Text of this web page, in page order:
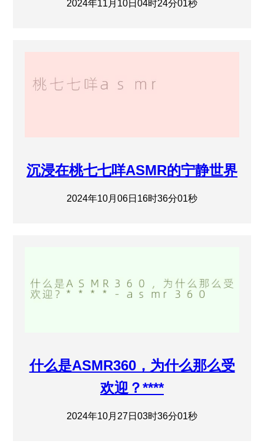
2024年11月10日04时24分01秒
沉浸在桃七七咩ASMR的宁静世界
2024年10月06日16时36分01秒
什么是ASMR360，为什么那么受
欢迎？****
2024年10月27日03时36分01秒